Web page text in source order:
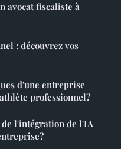
avocat fiscaliste à
: découvrez vos
d'une entreprise
professionnel?
de l'intégration de l'IA